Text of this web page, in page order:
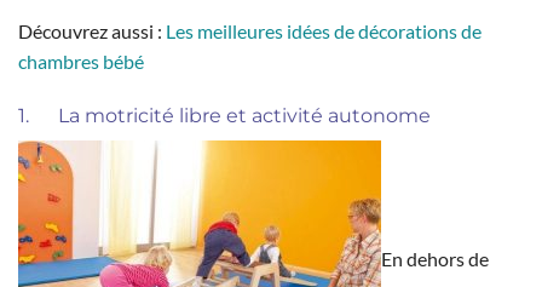
Découvrez aussi : Les meilleures idées de décorations de
chambres bébé
1. La motricité libre et activité autonome
En dehors de